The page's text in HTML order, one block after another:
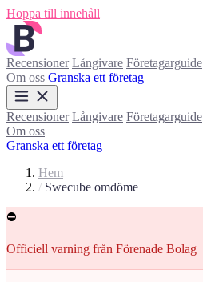
Hoppa till innehåll
Recensioner Långivare Företagarguide
Om oss Granska ett företag
Recensioner Långivare Företagarguide
Om oss
Granska ett företag
Hem
/ Swecube omdöme
⛔
Officiell varning från Förenade Bolag